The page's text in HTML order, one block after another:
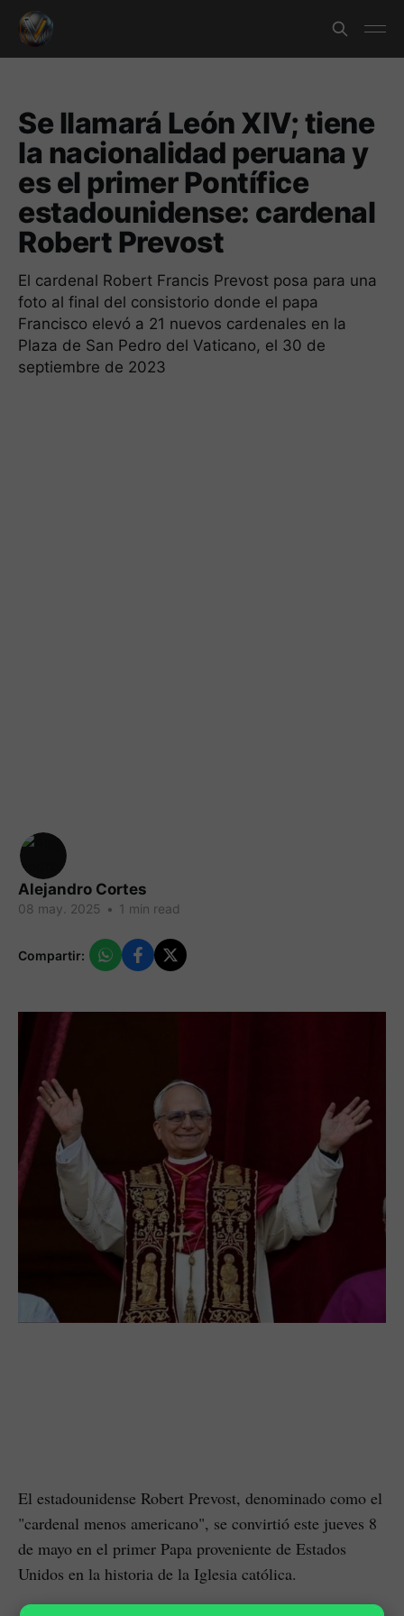
Se llamará León XIV; tiene
la nacionalidad peruana y
es el primer Pontífice
estadounidense: cardenal
Robert Prevost
El cardenal Robert Francis Prevost posa para una
foto al final del consistorio donde el papa
Francisco elevó a 21 nuevos cardenales en la
Plaza de San Pedro del Vaticano, el 30 de
septiembre de 2023
Alejandro Cortes
08 may. 2025 • 1 min read
Compartir:
El estadounidense Robert Prevost, denominado como el
"cardenal menos americano", se convirtió este jueves 8
de mayo en el primer Papa proveniente de Estados
Unidos en la historia de la Iglesia católica.